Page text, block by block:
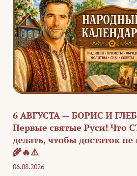
6 АВГУСТА — БОРИС И
Первые святые Руси! Что
делать, чтобы достаток
🌾🔥⚠️
06.08.2026